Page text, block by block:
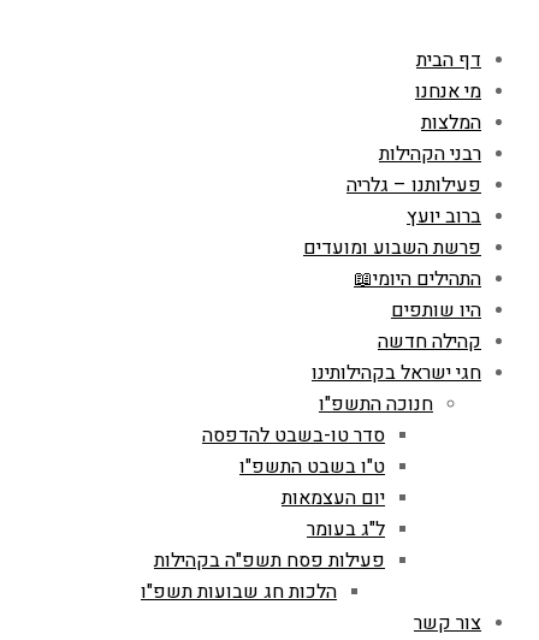
דף הבית
מי אנחנו
המלצות
רבני הקהילות
פעילותנו – גלריה
ברוב יועץ
פרשת השבוע ומועדים
התהילים היומי📖
היו שותפים
קהילה חדשה
חגי ישראל בקהילותינו
חנוכה התשפ"ו
סדר טו-בשבט להדפסה
ט"ו בשבט התשפ"ו
יום העצמאות
ל"ג בעומר
פעילות פסח תשפ"ה בקהילות
הלכות חג שבועות תשפ"ו
צור קשר